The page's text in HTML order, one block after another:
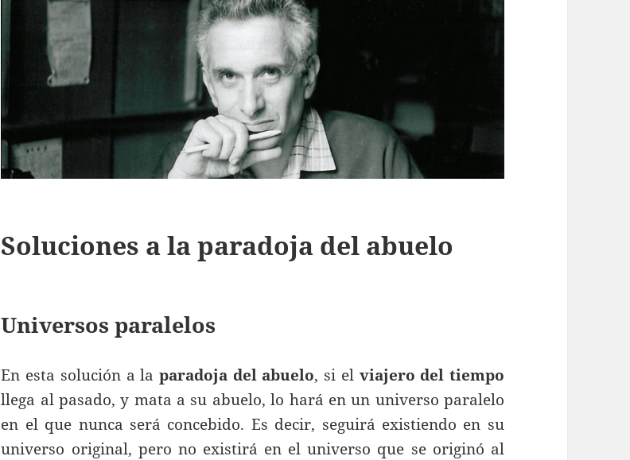
Soluciones a la paradoja del abuelo
Universos paralelos
En esta solución a la paradoja del abuelo, si el viajero del tiempo
llega al pasado, y mata a su abuelo, lo hará en un universo paralelo
en el que nunca será concebido. Es decir, seguirá existiendo en su
universo original, pero no existirá en el universo que se originó al